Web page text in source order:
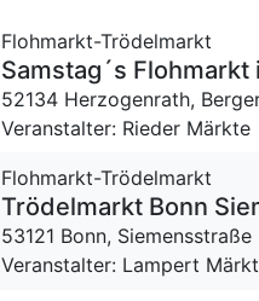
Flohmarkt-Trödelmarkt
Samstag´s
52134 Herzogenrath,
Veranstalter: Rieder Märkte
Flohmarkt-Trödelmarkt
Trödelmarkt Bonn
53121 Bonn, Siemensstraße
Veranstalter: Lampert